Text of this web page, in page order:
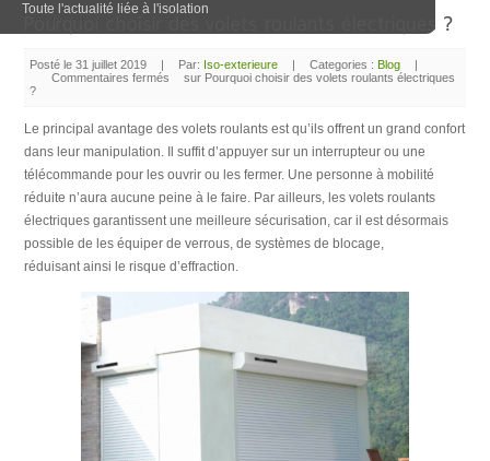
Toute l'actualité liée à l'isolation
Posté le 31 juillet 2019 | Par: Iso-exterieure | Categories :Blog
|
Commentaires fermés
sur Pourquoi choisir des volets roulants électriques
?
Le principal avantage des volets roulants est qu’ils offrent un grand confort
dans leur manipulation. Il suffit d’appuyer sur un interrupteur ou une
télécommande pour les ouvrir ou les fermer. Une personne à mobilité
réduite n’aura aucune peine à le faire. Par ailleurs, les volets roulants
électriques garantissent une meilleure sécurisation, car il est désormais
possible de les équiper de verrous, de systèmes de blocage,
réduisant ainsi le risque d’effraction.